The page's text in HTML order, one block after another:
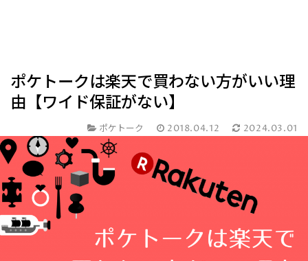
ポケトークは楽天で買わない方がいい理
由【ワイド保証がない】
ポケトーク 2018.04.12 2024.03.01